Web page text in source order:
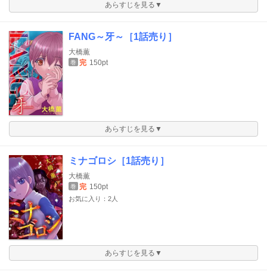
あらすじを見る▼
FANG～牙～［1話売り］
大橋薫
巻 完 150pt
あらすじを見る▼
ミナゴロシ［1話売り］
大橋薫
巻 完 150pt
お気に入り：2人
あらすじを見る▼